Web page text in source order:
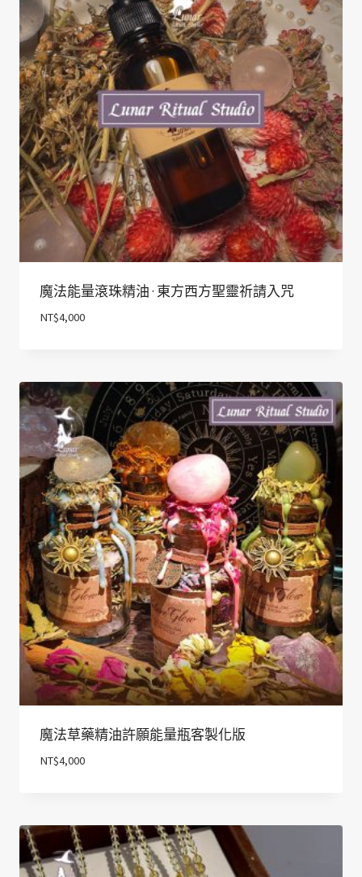
魔法能量滾珠精油 · 東方西方聖靈祈請入咒
NT$4,000
魔法草藥精油許願能量瓶客製化版
NT$4,000